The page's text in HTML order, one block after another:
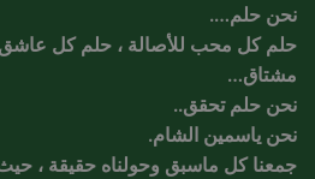
نحن حلم….
حلم كل محب للأصالة ، حلم كل
مشتاق…
نحن حلم تحقق..
نحن ياسمين الشام.
جمعنا كل ماسبق وحولناه حقيقة ، حيث